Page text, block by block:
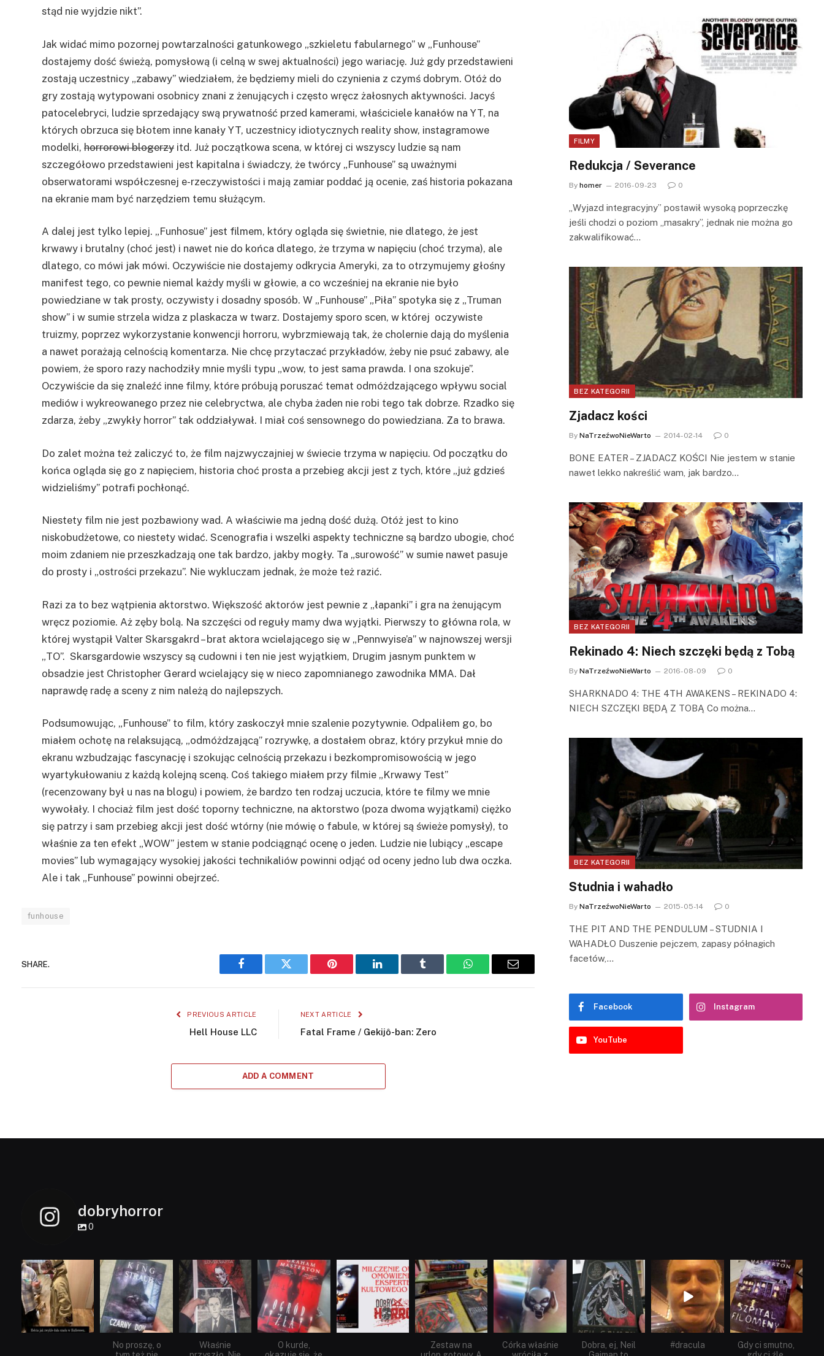
stąd nie wyjdzie nikt”.
Jak widać mimo pozornej powtarzalności gatunkowego „szkieletu fabularnego” w „Funhouse”
dostajemy dość świeżą, pomysłową (i celną w swej aktualności) jego wariację. Już gdy przedstawieni
zostają uczestnicy „zabawy” wiedziałem, że będziemy mieli do czynienia z czymś dobrym. Otóż do
gry zostają wytypowani osobnicy znani z żenujących i często wręcz żałosnych aktywności. Jacyś
patocelebryci, ludzie sprzedający swą prywatność przed kamerami, właściciele kanałów na YT, na
których obrzuca się błotem inne kanały YT, uczestnicy idiotycznych reality show, instagramowe
modelki, horrorowi blogerzyitd. Już początkowa scena, w której ci wszyscy ludzie są nam
szczegółowo przedstawieni jest kapitalna i świadczy, że twórcy „Funhouse” są uważnymi
obserwatorami współczesnej e-rzeczywistości i mają zamiar poddać ją ocenie, zaś historia pokazana
na ekranie mam być narzędziem temu służącym.
A dalej jest tylko lepiej. „Funhosue” jest filmem, który ogląda się świetnie, nie dlatego, że jest
krwawy i brutalny (choć jest) i nawet nie do końca dlatego, że trzyma w napięciu (choć trzyma), ale
dlatego, co mówi jak mówi. Oczywiście nie dostajemy odkrycia Ameryki, za to otrzymujemy głośny
manifest tego, co pewnie niemal każdy myśli w głowie, a co wcześniej na ekranie nie było
powiedziane w tak prosty, oczywisty i dosadny sposób. W „Funhouse” „Piła” spotyka się z „Truman
show” i w sumie strzela widza z plaskacza w twarz. Dostajemy sporo scen, w której oczywiste
truizmy, poprzez wykorzystanie konwencji horroru, wybrzmiewają tak, że cholernie dają do myślenia
a nawet porażają celnością komentarza. Nie chcę przytaczać przykładów, żeby nie psuć zabawy, ale
powiem, że sporo razy nachodziły mnie myśli typu „wow, to jest sama prawda. I ona szokuje”.
Oczywiście da się znaleźć inne filmy, które próbują poruszać temat odmóżdzającego wpływu social
mediów i wykreowanego przez nie celebryctwa, ale chyba żaden nie robi tego tak dobrze. Rzadko się
zdarza, żeby „zwykły horror” tak oddziaływał. I miał coś sensownego do powiedziana. Za to brawa.
Do zalet można też zaliczyć to, że film najzwyczajniej w świecie trzyma w napięciu. Od początku do
końca ogląda się go z napięciem, historia choć prosta a przebieg akcji jest z tych, które „już gdzieś
widzieliśmy” potrafi pochłonąć.
Niestety film nie jest pozbawiony wad. A właściwie ma jedną dość dużą. Otóż jest to kino
niskobudżetowe, co niestety widać. Scenografia i wszelki aspekty techniczne są bardzo ubogie, choć
moim zdaniem nie przeszkadzają one tak bardzo, jakby mogły. Ta „surowość” w sumie nawet pasuje
do prosty i „ostrości przekazu”. Nie wykluczam jednak, że może też razić.
Razi za to bez wątpienia aktorstwo. Większość aktorów jest pewnie z „łapanki” i gra na żenującym
wręcz poziomie. Aż zęby bolą. Na szczęści od reguły mamy dwa wyjątki. Pierwszy to główna rola, w
której wystąpił Valter Skarsgakrd – brat aktora wcielającego się w „Pennwyise’a” w najnowszej wersji
„TO”. Skarsgardowie wszyscy są cudowni i ten nie jest wyjątkiem, Drugim jasnym punktem w
obsadzie jest Christopher Gerard wcielający się w nieco zapomnianego zawodnika MMA. Dał
naprawdę radę a sceny z nim należą do najlepszych.
Podsumowując, „Funhouse” to film, który zaskoczył mnie szalenie pozytywnie. Odpaliłem go, bo
miałem ochotę na relaksującą, „odmóżdzającą” rozrywkę, a dostałem obraz, który przykuł mnie do
ekranu wzbudzając fascynację i szokując celnością przekazu i bezkompromisowością w jego
wyartykułowaniu z każdą kolejną sceną. Coś takiego miałem przy filmie „Krwawy Test”
(recenzowany był u nas na blogu) i powiem, że bardzo ten rodzaj uczucia, które te filmy we mnie
wywołały. I chociaż film jest dość toporny techniczne, na aktorstwo (poza dwoma wyjątkami) ciężko
się patrzy i sam przebieg akcji jest dość wtórny (nie mówię o fabule, w której są świeże pomysły), to
właśnie za ten efekt „WOW” jestem w stanie podciągnąć ocenę o jeden. Ludzie nie lubiący „escape
movies” lub wymagający wysokiej jakości technikaliów powinni odjąć od oceny jedno lub dwa oczka.
Ale i tak „Funhouse” powinni obejrzeć.
funhouse
SHARE.
Facebook Twitter Pinterest LinkedIn Tumblr WhatsAppEmail
PREVIOUS ARTICLE
Hell House LLC
NEXT ARTICLE
Fatal Frame / Gekijô-ban: Zero
ADD A COMMENT
FILMY
Redukcja / Severance
By homer 2016-09-23 0
„Wyjazd integracyjny” postawił wysoką poprzeczkę
jeśli chodzi o poziom „masakry”, jednak nie można go
zakwalifikować…
BEZ KATEGORII
Zjadacz kości
By NaTrzeźwoNieWarto 2014-02-14 0
BONE EATER – ZJADACZ KOŚCI Nie jestem w stanie
nawet lekko nakreślić wam, jak bardzo…
BEZ KATEGORII
Rekinado 4: Niech szczęki będą z Tobą
By NaTrzeźwoNieWarto 2016-08-09 0
SHARKNADO 4: THE 4TH AWAKENS – REKINADO 4:
NIECH SZCZĘKI BĘDĄ Z TOBĄ Co można…
BEZ KATEGORII
Studnia i wahadło
By NaTrzeźwoNieWarto 2015-05-14 0
THE PIT AND THE PENDULUM – STUDNIA I
WAHADŁO Duszenie pejczem, zapasy półnagich
facetów,…
Facebook Instagram
YouTube
dobryhorror
0
dobryhorror
Lis 1
dobryhorror
Wrz 23
No proszę, o
dobryhorror
Wrz 19
Właśnie
dobryhorror
Sie 23
O kurde,
dobryhorror
Sie 19
dobryhorror
Lip 31
Zestaw na
dobryhorror
Lip 14
Córka właśnie
dobryhorror
Cze 16
Dobra, ej, Neil
dobryhorror
Maj 25
#dracula
dobryhorror
Maj 22
Gdy ci smutno,